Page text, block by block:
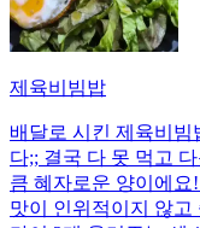
제육비빔밥
배달로 시킨 제육비빔
다;; 결국 다 못 먹고
큼 혜자로운 양이에요
맛이 인위적이지 않